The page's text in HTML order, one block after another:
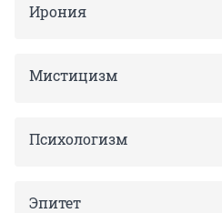
Ирония
Мистицизм
Психологизм
Эпитет